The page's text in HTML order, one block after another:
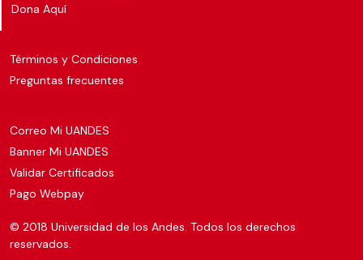
Dona Aquí
Términos y Condiciones
Preguntas frecuentes
Correo Mi UANDES
Banner Mi UANDES
Validar Certificados
Pago Webpay
© 2018 Universidad de los Andes. Todos los derechos
reservados.